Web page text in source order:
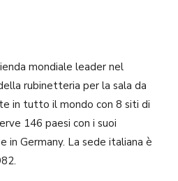
mondiale leader nel
rubinetteria per la sala da
in tutto il mondo con 8 siti di
146 paesi con i suoi
in Germany. La sede italiana è